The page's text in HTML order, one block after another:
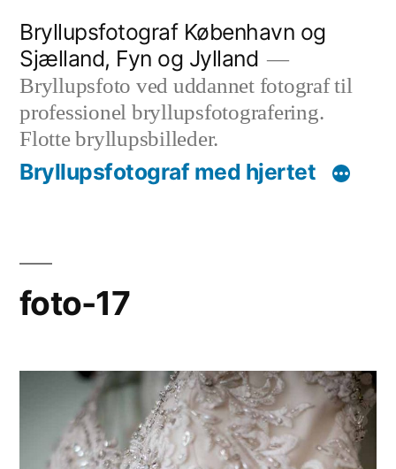
indhold
Bryllupsfotograf København og
Sjælland, Fyn og Jylland
Bryllupsfoto ved uddannet fotograf til
professionel bryllupsfotografering.
Flotte bryllupsbilleder.
Bryllupsfotograf med hjertet
foto-17